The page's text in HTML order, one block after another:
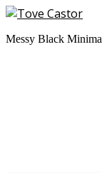
Messy Black